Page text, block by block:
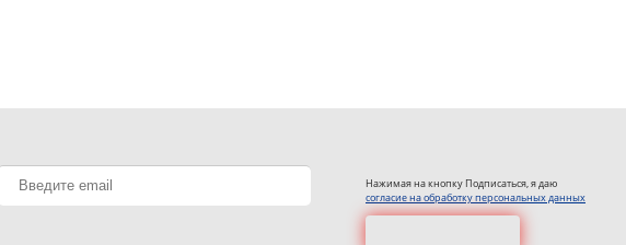
Нажимая на кнопку Подписаться, я даю
согласие на обработку персональных данных